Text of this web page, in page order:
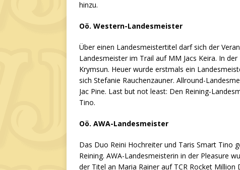
hinzu.
Oö. Western-Landesmeister
Über einen Landesmeistertitel darf sich der
Landesmeister im Trail auf MM Jacs Keira. In
Krymsun. Heuer wurde erstmals ein
sich Stefanie Rauchenzauner. Allround-
Jac Pine. Last but not least: Den Reining-
Tino.
Oö. AWA-Landesmeister
Das Duo Reini Hochreiter und Taris Smart Tino
Reining. AWA-Landesmeisterin in der Pleasure
der Titel an Maria Rainer auf TCR Rocket